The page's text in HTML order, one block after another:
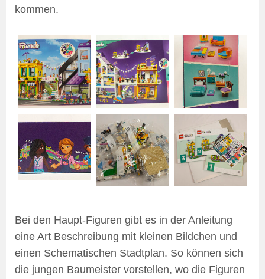
kommen.
Bei den Haupt-Figuren gibt es in der Anleitung
eine Art Beschreibung mit kleinen Bildchen und
einen Schematischen Stadtplan. So können sich
die jungen Baumeister vorstellen, wo die Figuren